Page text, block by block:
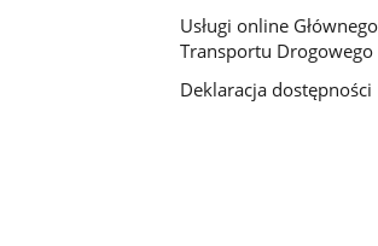
Usługi online
Transportu Drogowego
Deklaracja dostępności